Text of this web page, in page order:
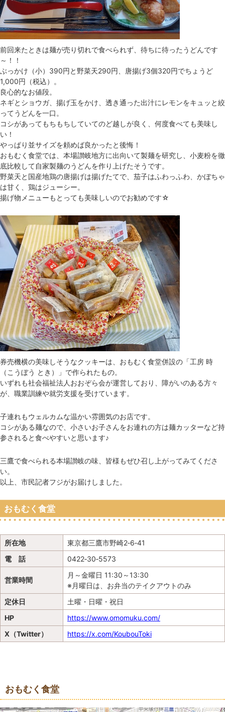
前回来たときは麺が売り切れで食べられず、待ちに待ったうどんです
～！！
ぶっかけ（小）390円と野菜天290円、唐揚げ3個320円でちょうど
1,000円（税込）。
良心的なお値段。
ネギとショウガ、揚げ玉をかけ、透き通った出汁にレモンをキュッと絞
ってうどんを一口。
コシがあってもちもちしていてのど越しが良く、何度食べても美味し
い！
やっぱり並サイズを頼めば良かったと後悔！
おもむく食堂では、本場讃岐地方に出向いて製麺を研究し、小麦粉を徹
底比較して自家製麺のうどんを作り上げたそうです。
野菜天と国産地鶏の唐揚げは揚げたてで、茄子はふわっふわ、かぼちゃ
は甘く、鶏はジューシー。
揚げ物メニューもとっても美味しいのでお勧めです☆
券売機横の美味しそうなクッキーは、おもむく食堂併設の「工房 時
（こうぼう とき）」で作られたもの。
いずれも社会福祉法人おおぞら会が運営しており、障がいのある方々
が、職業訓練や就労支援を受けています。
子連れもウェルカムな温かい雰囲気のお店です。
コシがある麺なので、小さいお子さんをお連れの方は麺カッターなど持
参されると食べやすいと思います♪
三鷹で食べられる本場讃岐の味、皆様もぜひ召し上がってみてくださ
い。
以上、市民記者フジがお届けしました。
おもむく食堂
所在地
東京都三鷹市野崎2‐6‐41
電 話
0422‐30‐5573
営業時間
月～金曜日 11:30～13:30
※月曜日は、お弁当のテイクアウトのみ
定休日
土曜・日曜・祝日
HP
https://www.omomuku.com/
X（Twitter）
https://x.com/KoubouToki
おもむく食堂